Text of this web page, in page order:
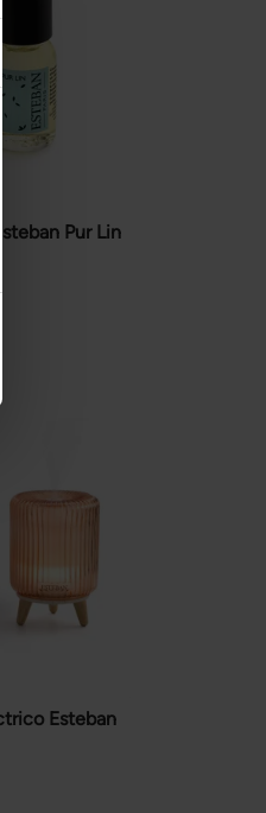
Pur Lin
Esteban